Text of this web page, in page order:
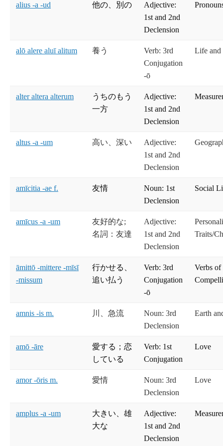
alius -a -ud 他の、別の
Adjective:
1st and 2nd
Declension
alō alere aluī alitum 養う
Verb: 3rd
Conjugation
-ō
Life and
alter altera alterum
うちのもう
一方
Adjective:
1st and 2nd
Declension
altus -a -um 高い、深い
Adjective:
1st and 2nd
Declension
amīcitia -ae f. 友情
Noun: 1st
Declension
Social
amīcus -a -um
友好的な;
名詞：友達
Adjective:
1st and 2nd
Declension
Traits/
āmittō -mittere -mīsī
-missum
行かせる、
追い払う
Verb: 3rd
Conjugation
-ō
Verbs of
amnis -is m. 川、急流
Noun: 3rd
Declension
Earth
amō -āre
愛する；恋
している
Verb: 1st
Conjugation
Love
amor -ōris m. 愛情
Noun: 3rd
Declension
Love
amplus -a -um
大きい、雄
大な
Adjective:
1st and 2nd
Declension